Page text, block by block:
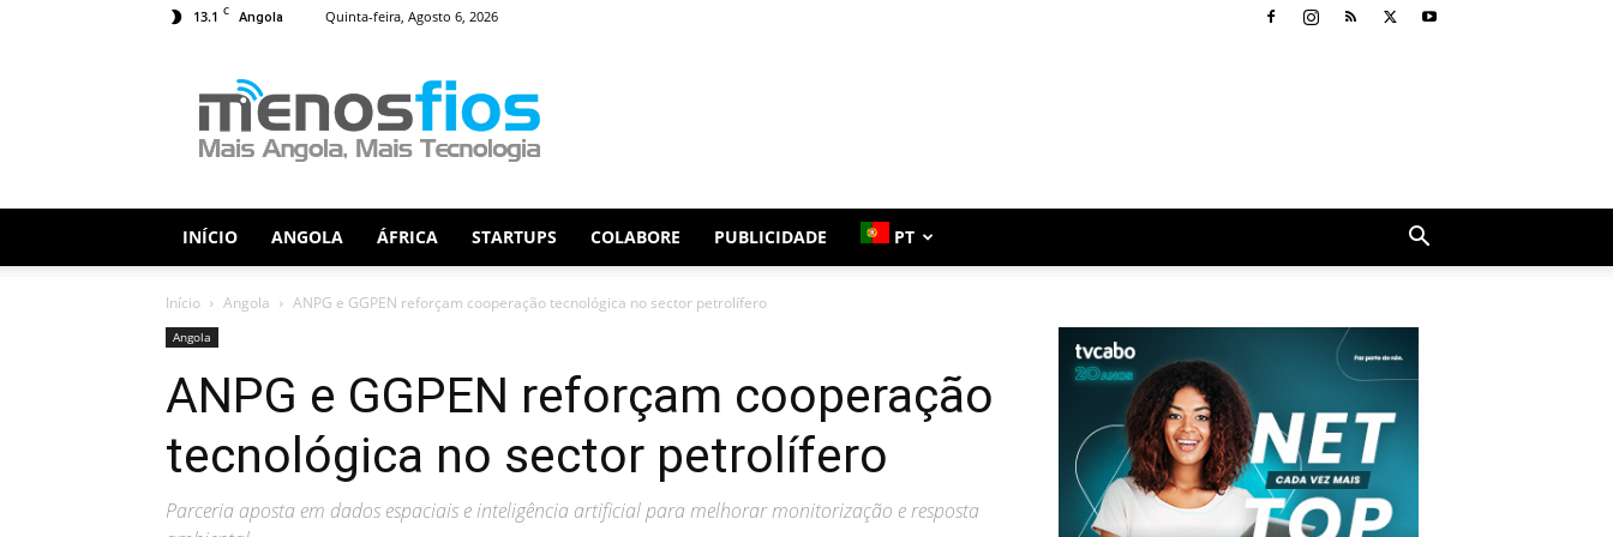
13.1 C Angola Quinta-feira, Agosto 6, 2026
Fios
INÍCIO ANGOLA ÁFRICA STARTUPS COLABORE PUBLICIDADE PT
Início Angola ANPG e GGPEN reforçam cooperação tecnológica no sector petrolífero
Angola
ANPG e GGPEN reforçam cooperação
tecnológica no sector petrolífero
Parceria aposta em dados espaciais e inteligência artificial para melhorar monitorização e resposta